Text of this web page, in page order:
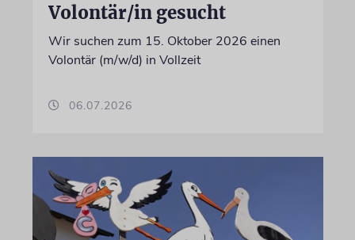
Volontär/in gesucht
Wir suchen zum 15. Oktober 2026 einen
Volontär (m/w/d) in Vollzeit
06.07.2026